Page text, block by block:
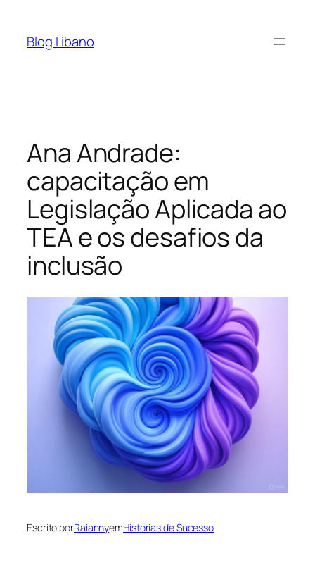
Blog Libano
Ana Andrade:
capacitação em
Legislação Aplicada ao
TEA e os desafios da
inclusão
Escrito porRaiannyemHistórias de Sucesso